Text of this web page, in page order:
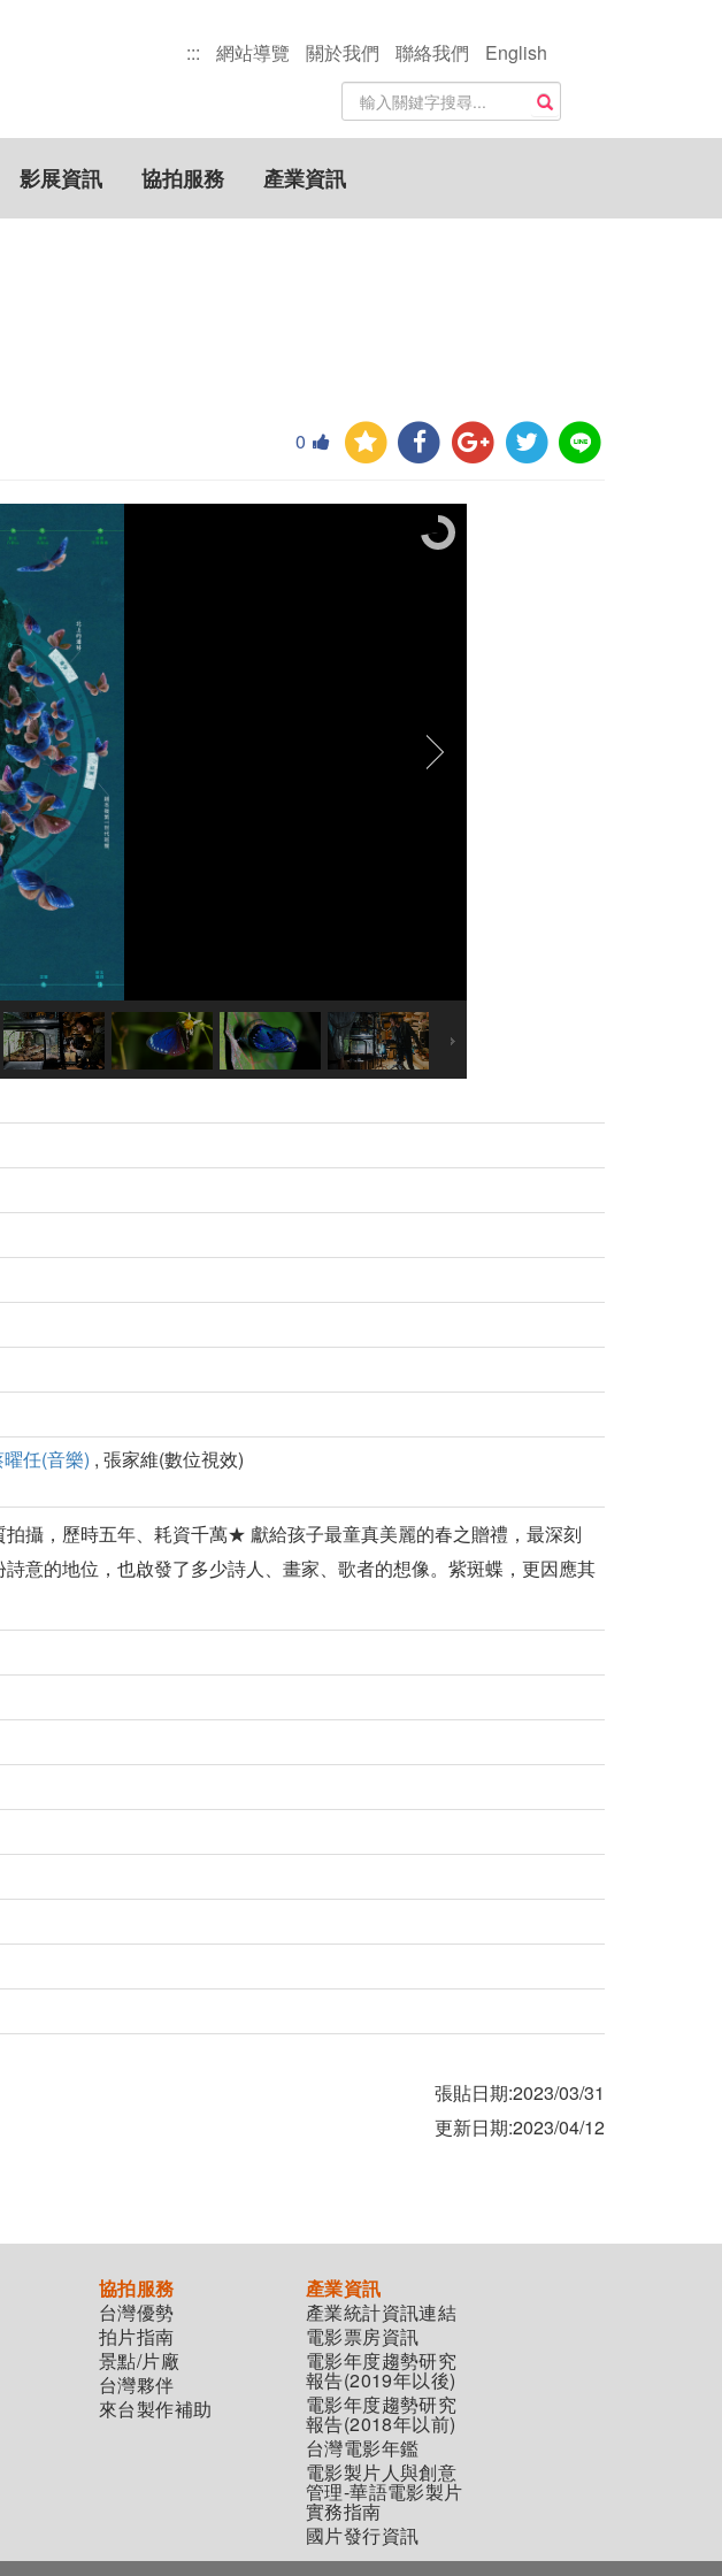
::: 網站導覽 關於我們 聯絡我們
English
站
內
搜
尋
關
鍵
搜尋
影展資訊 協拍服務 產業資訊
0
任(音樂) , 張家維(數位視效)
攝，歷時五年、耗資千萬★ 獻給孩子最童真美麗的春之贈禮，最深刻
意的地位，也啟發了多少詩人、畫家、歌者的想像。紫斑蝶，更因應其
張貼日期:2023/03/31
更新日期:2023/04/12
協拍服務
台灣優勢
拍片指南
景點/片廠
台灣夥伴
來台製作補助
產業資訊
產業統計資訊連結
電影票房資訊
電影年度趨勢研究
報告(2019年以後)
電影年度趨勢研究
報告(2018年以前)
台灣電影年鑑
電影製片人與創意
管理-華語電影製片
實務指南
國片發行資訊